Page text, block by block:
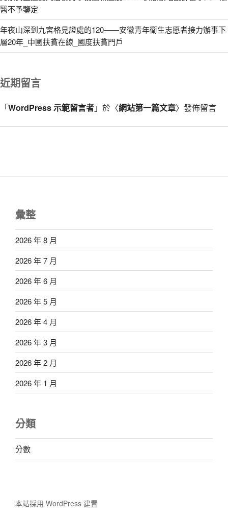
醫不予鑒定
年夜山深到九宮格見證處的120——安徽青年衛生志愿者接力辦事下
層20年_中國扶貧在線_國度扶貧門戶
近期留言
「WordPress 示範留言者」於〈網站第一篇文章〉發佈留言
彙整
2026 年 8 月
2026 年 7 月
2026 年 6 月
2026 年 5 月
2026 年 4 月
2026 年 3 月
2026 年 2 月
2026 年 1 月
分類
分數
本站採用 WordPress 建置